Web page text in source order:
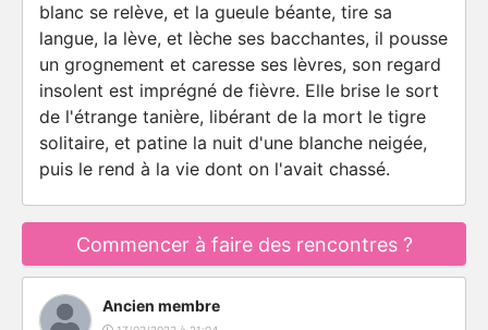
blanc se relève, et la gueule béante, tire sa
langue, la lève, et lèche ses bacchantes, il pousse
un grognement et caresse ses lèvres, son regard
insolent est imprégné de fièvre. Elle brise le sort
de l'étrange tanière, libérant de la mort le tigre
solitaire, et patine la nuit d'une blanche neigée,
puis le rend à la vie dont on l'avait chassé.
Commencer à faire des rencontres ?
Ancien membre